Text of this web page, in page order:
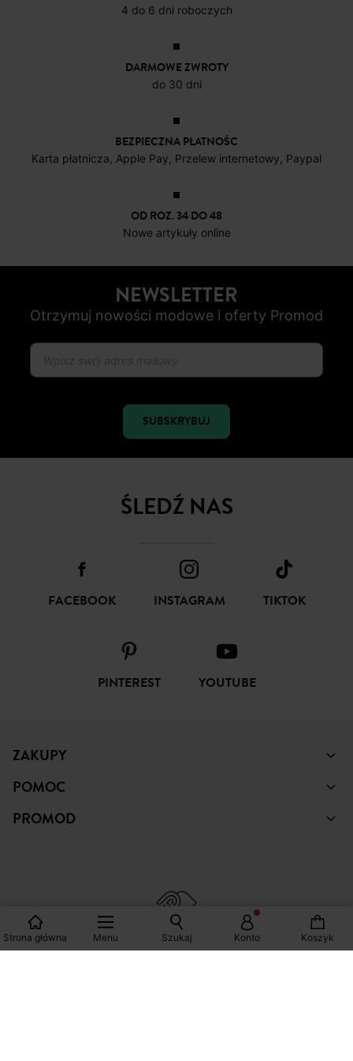
Strona główna Menu Szukaj Konto Koszyk
Karta płatnicza, Apple Pay, Przelew internetowy, Paypal
OD ROZ. 34 DO 48
Nowe artykuły online
NEWSLETTER
Otrzymuj nowości modowe i oferty Promod
SUBSKRYBUJ
ZAKUPY
Polska